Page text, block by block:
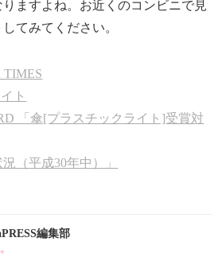
ますよね。お近くのコンビニで見
てみてください。
TIMES
ト
「傘[プラスチックライト]受賞対
（平成30年中）」
編集部